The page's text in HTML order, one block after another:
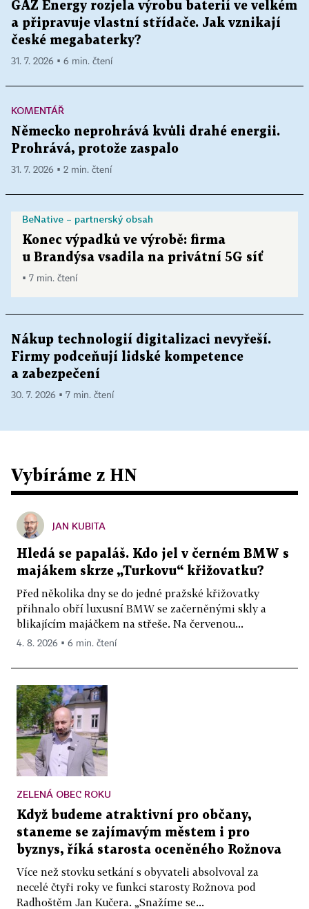
GAZ Energy rozjela výrobu baterií ve velkém
a připravuje vlastní střídače. Jak vznikají
české megabaterky?
31. 7. 2026 ▪ 6 min. čtení
KOMENTÁŘ
Německo neprohrává kvůli drahé energii.
Prohrává, protože zaspalo
31. 7. 2026 ▪ 2 min. čtení
BeNative – partnerský obsah
Konec výpadků ve výrobě: firma
u Brandýsa vsadila na privátní 5G síť
▪ 7 min. čtení
Nákup technologií digitalizaci nevyřeší.
Firmy podceňují lidské kompetence
a zabezpečení
30. 7. 2026 ▪ 7 min. čtení
Vybíráme z HN
JAN KUBITA
Hledá se papaláš. Kdo jel v černém BMW s
majákem skrze „Turkovu“ křižovatku?
Před několika dny se do jedné pražské křižovatky
přihnalo obří luxusní BMW se začerněnými skly a
blikajícím majáčkem na střeše. Na červenou...
4. 8. 2026 ▪ 6 min. čtení
ZELENÁ OBEC ROKU
Když budeme atraktivní pro občany,
staneme se zajímavým městem i pro
byznys, říká starosta oceněného Rožnova
Více než stovku setkání s obyvateli absolvoval za
necelé čtyři roky ve funkci starosty Rožnova pod
Radhoštěm Jan Kučera. „Snažíme se...